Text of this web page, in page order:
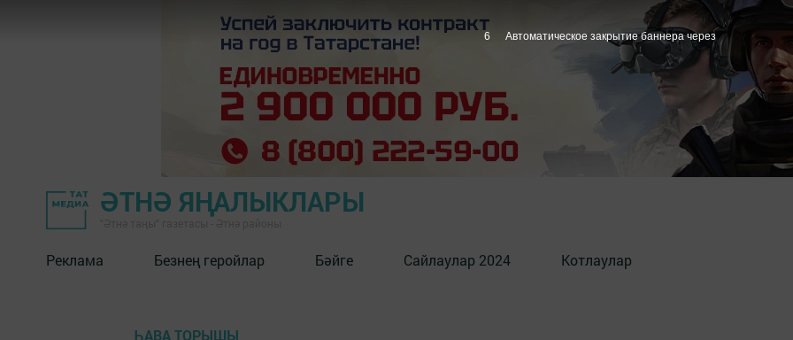
ӘТНӘ ЯҢАЛЫКЛАРЫ
Реклама Безнең геройлар Бәйге Сайлаулар 2024 Котлаулар
ҺАВА ТОРЫШЫ
5 Автоматическое закрытие баннера через